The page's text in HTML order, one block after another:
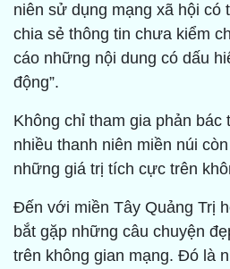
niên sử dụng mạng xã hội có
chia sẻ thông tin chưa kiểm
cáo những nội dung có dấu
động”.
Không chỉ tham gia phản bác
nhiều thanh niên miền núi
những giá trị tích cực trên
Đến với miền Tây Quảng Trị
bắt gặp những câu chuyện
trên không gian mạng. Đó là